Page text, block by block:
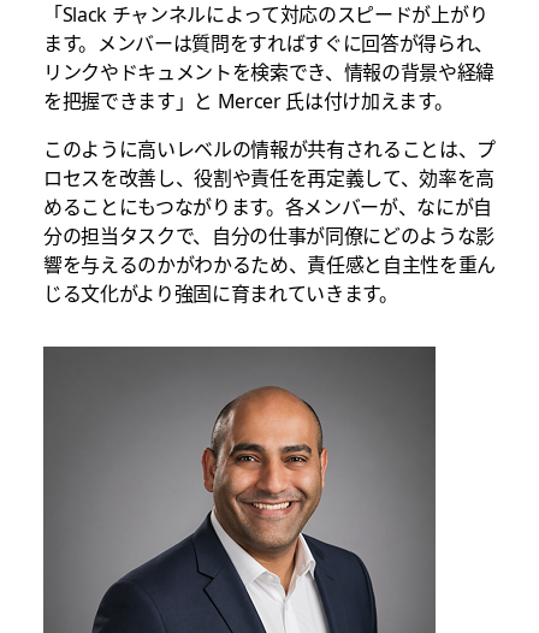
「Slack チャンネルによって対応のスピードが上がり
ます。メンバーは質問をすればすぐに回答が得られ、
リンクやドキュメントを検索でき、情報の背景や経緯
を把握できます」と Mercer 氏は付け加えます。
このように高いレベルの情報が共有されることは、プ
ロセスを改善し、役割や責任を再定義して、効率を高
めることにもつながります。各メンバーが、なにが自
分の担当タスクで、自分の仕事が同僚にどのような影
響を与えるのかがわかるため、責任感と自主性を重ん
じる文化がより強固に育まれていきます。